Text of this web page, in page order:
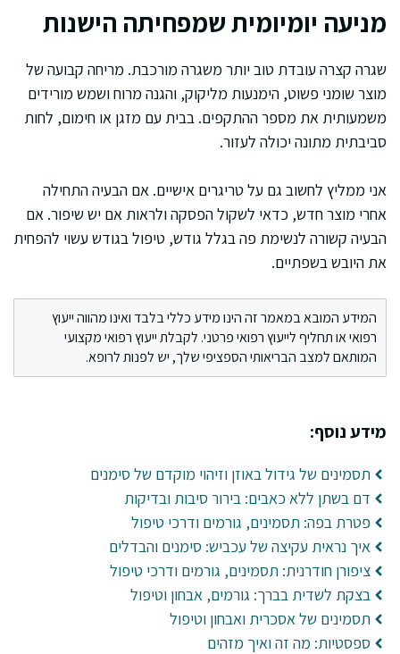
מניעה יומיומית שמפחיתה הישנות
שגרה קצרה עובדת טוב יותר משגרה מורכבת. מריחה קבועה של
מוצר שומני פשוט, הימנעות מליקוק, והגנה מרוח ושמש מורידים
משמעותית את מספר ההתקפים. בבית עם מזגן או חימום, לחות
סביבתית מתונה יכולה לעזור.
אני ממליץ לחשוב גם על טריגרים אישיים. אם הבעיה התחילה
אחרי מוצר חדש, כדאי לשקול הפסקה ולראות אם יש שיפור. אם
הבעיה קשורה לנשימת פה בגלל גודש, טיפול בגודש עשוי להפחית
את היובש בשפתיים.
המידע המובא במאמר זה הינו מידע כללי בלבד ואינו מהווה ייעוץ
רפואי או תחליף לייעוץ רפואי פרטני. לקבלת ייעוץ רפואי מקצועי
המותאם למצב הבריאותי הספציפי שלך, יש לפנות לרופא.
מידע נוסף:
תסמינים של גידול באוזן וזיהוי מוקדם של סימנים
דם בשתן ללא כאבים: בירור סיבות ובדיקות
פטרת בפה: תסמינים, גורמים ודרכי טיפול
איך נראית עקיצה של עכביש: סימנים והבדלים
ציפורן חודרנית: תסמינים, גורמים ודרכי טיפול
בצקת לשדית בברך: גורמים, אבחון וטיפול
תסמינים של אסכרית ואבחון וטיפול
ספסטיות: מה זה ואיך מזהים